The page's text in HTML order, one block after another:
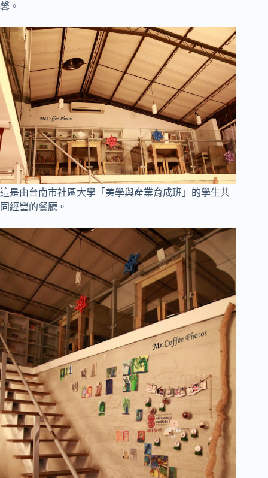
馨 。
這是由台南市社區大學「美學與產業育成班」的學生共
同經營的餐廳 。